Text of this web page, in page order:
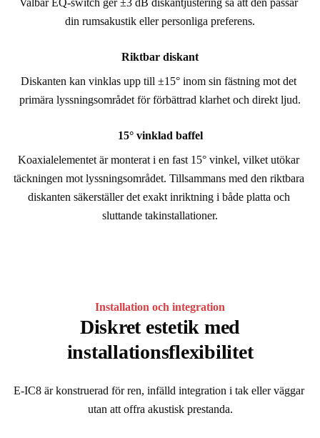
Valbar EQ-switch ger ±3 dB diskantjustering så att den passar
din rumsakustik eller personliga preferens.
Riktbar diskant
Diskanten kan vinklas upp till ±15° inom sin fästning mot det
primära lyssningsområdet för förbättrad klarhet och direkt ljud.
15° vinklad baffel
Koaxialelementet är monterat i en fast 15° vinkel, vilket utökar
täckningen mot lyssningsområdet. Tillsammans med den riktbara
diskanten säkerställer det exakt inriktning i både platta och
sluttande takinstallationer.
Installation och integration
Diskret estetik med
installationsflexibilitet
E-IC8 är konstruerad för ren, infälld integration i tak eller väggar
utan att offra akustisk prestanda.